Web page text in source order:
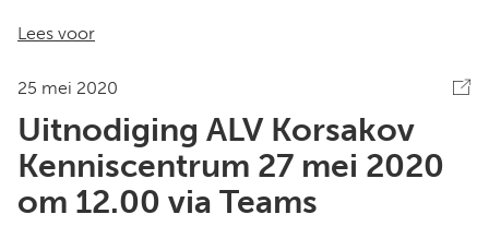
Lees voor
25 mei 2020
Uitnodiging ALV Korsakov
Kenniscentrum 27 mei 2020
om 12.00 via Teams